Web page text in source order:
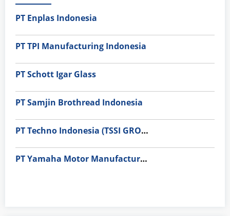
PT Enplas Indonesia
PT TPI Manufacturing Indonesia
PT Schott Igar Glass
PT Samjin Brothread Indonesia
PT Techno Indonesia (TSSI GROUP)
PT Yamaha Motor Manufacturing